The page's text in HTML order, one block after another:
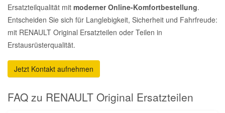
Ersatzteilqualität mit moderner Online-Komfortbestellung.
Entscheiden Sie sich für Langlebigkeit, Sicherheit und Fahrfreude:
mit RENAULT Original Ersatzteilen oder Teilen in
Erstausrüsterqualität.
Jetzt Kontakt aufnehmen
FAQ zu RENAULT Original Ersatzteilen